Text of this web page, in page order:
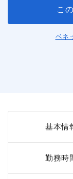
こ
ベネ
基本情
勤務時